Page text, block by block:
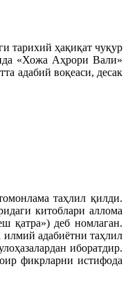
тарихий ҳақиқат чуқур
«Хожа Аҳрори Вали»
адабий воқеаси, десак
таҳлил қилди.
китоблари аллома
қатра») деб номлаган.
адабиётни таҳлил
иборатдир.
фикрларни истифода